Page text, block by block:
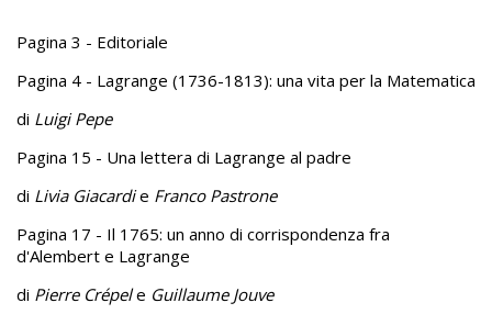
Pagina 3 - Editoriale
Pagina 4 - Lagrange (1736-1813): una vita per la Matematica
di Luigi Pepe
Pagina 15 - Una lettera di Lagrange al padre
di Livia Giacardie Franco Pastrone
Pagina 17 - Il 1765: un anno di corrispondenza fra
d'Alembert e Lagrange
di Pierre Crépele Guillaume Jouve